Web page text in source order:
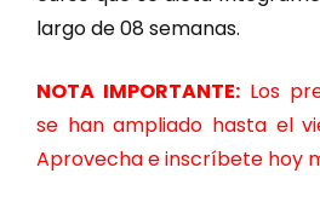
largo de 08 semanas.
NOTA IMPORTANTE: Los
se han ampliado hasta el
Aprovecha e inscríbete hoy